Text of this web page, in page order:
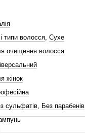
типи волосся, Сухе
очищення волосся
жінок
сульфатів, Без парабенів